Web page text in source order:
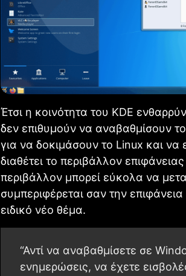
Έτσι η κοινότητα του KDE
δεν επιθυμούν να αναβαθμίσουν
για να δοκιμάσουν το Linux και
διαθέτει το περιβάλλον
περιβάλλον μπορεί εύκολα να
συμπεριφέρεται σαν την
ειδικό νέο θέμα.
“Αντί να αναβαθμίσετε σε
ενημερώσεις, να έχετε